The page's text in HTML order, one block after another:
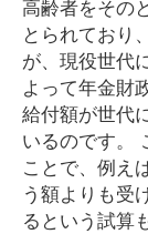
高齢者をその
とられており
が、現役世代
よって年金財
給付額が世代
いるのです。
ことで、例え
う額よりも受
るという試算